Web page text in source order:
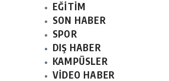
EĞİTİM
SON HABER
SPOR
DIŞ HABER
KAMPÜSLER
VİDEO HABER